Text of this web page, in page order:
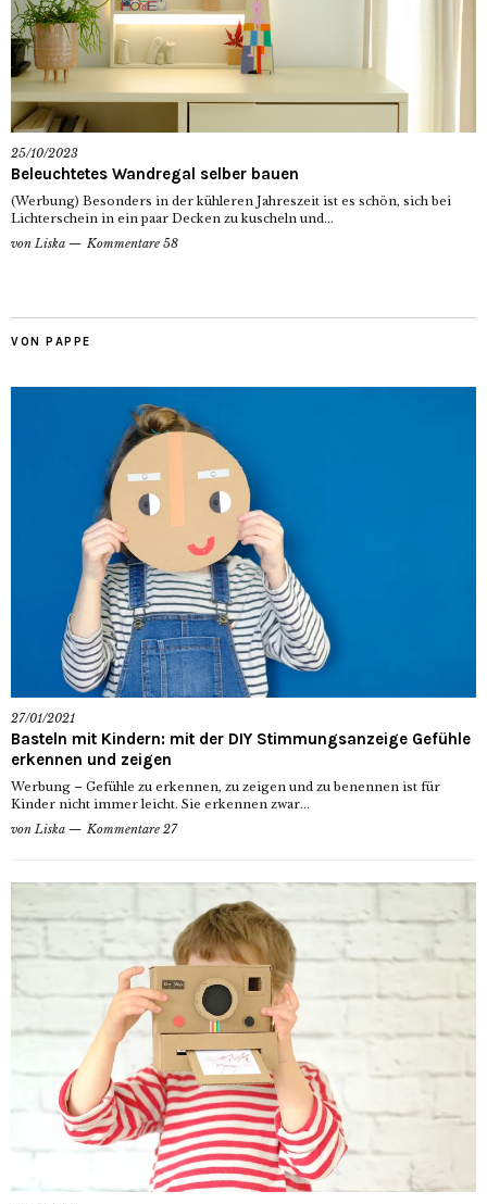
25/10/2023
Beleuchtetes Wandregal selber bauen
(Werbung) Besonders in der kühleren Jahreszeit ist es schön, sich bei
Lichterschein in ein paar Decken zu kuscheln und...
von Liska Kommentare 58
VON PAPPE
27/01/2021
Basteln mit Kindern: mit der DIY Stimmungsanzeige Gefühle
erkennen und zeigen
Werbung – Gefühle zu erkennen, zu zeigen und zu benennen ist für
Kinder nicht immer leicht. Sie erkennen zwar...
von Liska Kommentare 27